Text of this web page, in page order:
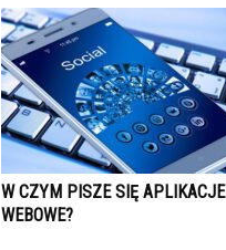
W CZYM PISZE SIĘ APLIKACJE
WEBOWE?